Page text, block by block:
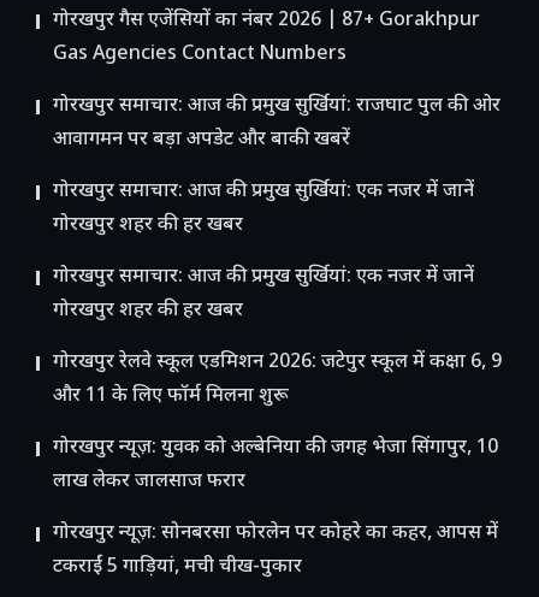
गोरखपुर गैस एजेंसियों का नंबर 2026 | 87+ Gorakhpur
Gas Agencies Contact Numbers
गोरखपुर समाचार: आज की प्रमुख सुर्खियां: राजघाट पुल की ओर
आवागमन पर बड़ा अपडेट और बाकी खबरें
गोरखपुर समाचार: आज की प्रमुख सुर्खियां: एक नजर में जानें
गोरखपुर शहर की हर खबर
गोरखपुर समाचार: आज की प्रमुख सुर्खियां: एक नजर में जानें
गोरखपुर शहर की हर खबर
गोरखपुर रेलवे स्कूल एडमिशन 2026: जटेपुर स्कूल में कक्षा 6, 9
और 11 के लिए फॉर्म मिलना शुरू
गोरखपुर न्यूज़: युवक को अल्बेनिया की जगह भेजा सिंगापुर, 10
लाख लेकर जालसाज फरार
गोरखपुर न्यूज़: सोनबरसा फोरलेन पर कोहरे का कहर, आपस में
टकराईं 5 गाड़ियां, मची चीख-पुकार